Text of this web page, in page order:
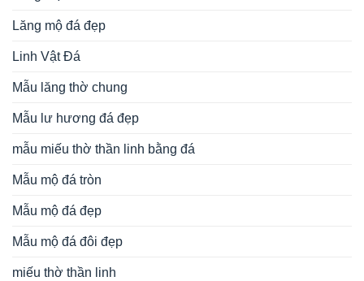
Lăng mộ đá đẹp
Linh Vật Đá
Mẫu lăng thờ chung
Mẫu lư hương đá đẹp
mẫu miếu thờ thần linh bằng đá
Mẫu mộ đá tròn
Mẫu mộ đá đẹp
Mẫu mộ đá đôi đẹp
miếu thờ thần linh